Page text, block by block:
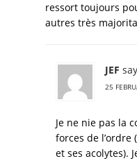
ressort toujours
autres très
JEF
25
Je ne nie pas la
forces de l’ordre
et ses acolytes).